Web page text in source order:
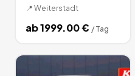
📍 Weiterstadt
ab1999.00€ / Tag